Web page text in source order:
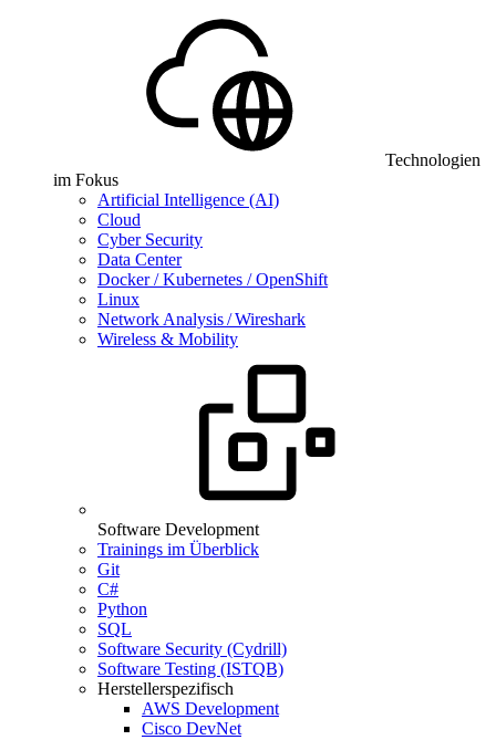
Technologien
im Fokus
Artificial Intelligence (AI)
Cloud
Cyber Security
Data Center
Docker / Kubernetes / OpenShift
Linux
Network Analysis / Wireshark
Wireless & Mobility
Software Development
Trainings im Überblick
Git
C#
Python
SQL
Software Security (Cydrill)
Software Testing (ISTQB)
Herstellerspezifisch
AWS Development
Cisco DevNet